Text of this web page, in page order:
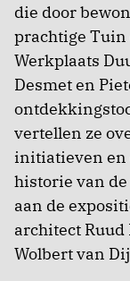
die door
prachtige Tuin
Werkplaats
Desmet en
vertellen ze
initiatieven en
historie van
aan de
architect
Wolbert van